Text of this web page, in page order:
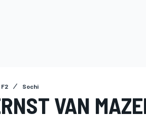
F2 Sochi
VAN